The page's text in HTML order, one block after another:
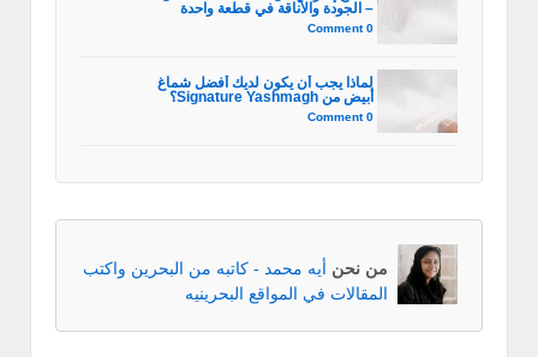
– الجودة والأناقة في قطعة واحدة
0 Comment
لماذا يجب أن يكون لديك أفضل شماغ
أبيض من Signature Yashmagh؟
0 Comment
من نحن أيه محمد - كاتبه من البحرين واكتب
المقالات في المواقع البحرينيه